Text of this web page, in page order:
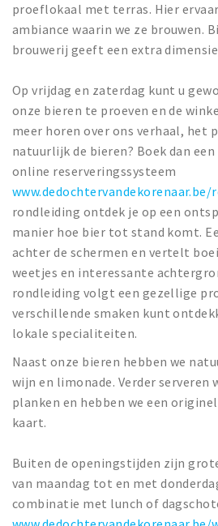
Sport
Inloggen
proeflokaal met terras. Hier
ambiance waarin we ze brouwen.
brouwerij geeft een extra
Op vrijdag en zaterdag kunt u
onze bieren te proeven en de
meer horen over ons verhaal, het
natuurlijk de bieren? Boek dan
online reserveringssysteem
www.dedochtervandekorenaar.be/
rondleiding ontdek je op een
manier hoe bier tot stand komt.
achter de schermen en vertelt
weetjes en interessante
rondleiding volgt een gezellige
verschillende smaken kunt
lokale specialiteiten.
Naast onze bieren hebben we
wijn en limonade. Verder serveren
planken en hebben we een
kaart.
Buiten de openingstijden zijn
van maandag tot en met
combinatie met lunch of